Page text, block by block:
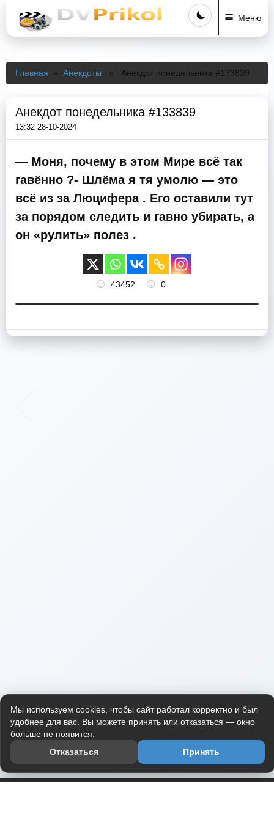
Меню
Главная » Анекдоты » Анекдот понедельника #133839
Анекдот понедельника #133839
13:32 28-10-2024
— Моня, почему в этом Мире всё так
гавённо ?- Шлёма я тя умолю — это
всё из за Люцифера . Его оставили тут
за порядом следить и гавно убирать, а
он «рулить» полез .
43452 0
Мы используем cookies, чтобы сайт работал корректно и был
удобнее для вас. Вы можете принять или отказаться — окно
больше не появится.
Отказаться
Принять